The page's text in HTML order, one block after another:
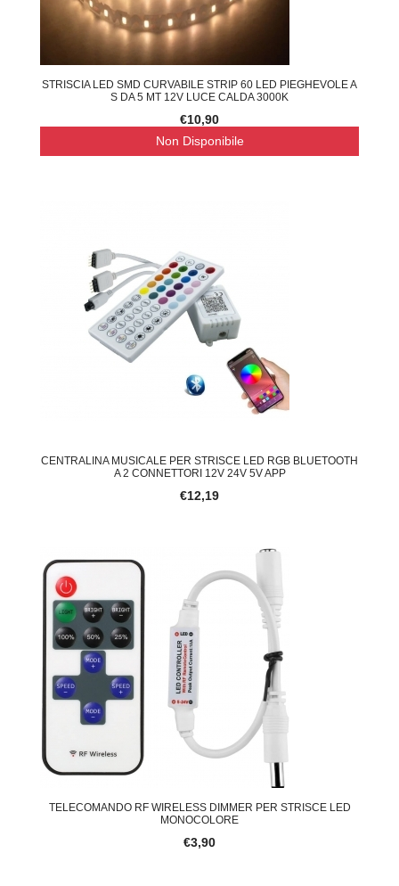
STRISCIA LED SMD CURVABILE STRIP 60 LED PIEGHEVOLE A
S DA 5 MT 12V LUCE CALDA 3000K
€10,90
Non Disponibile
CENTRALINA MUSICALE PER STRISCE LED RGB BLUETOOTH
A 2 CONNETTORI 12V 24V 5V APP
€12,19
TELECOMANDO RF WIRELESS DIMMER PER STRISCE LED
MONOCOLORE
€3,90